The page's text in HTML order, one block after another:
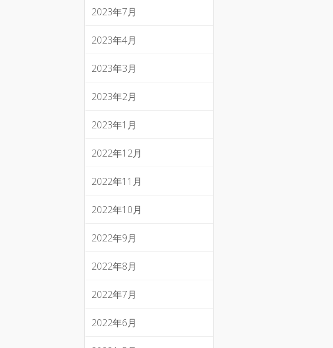
2023年7月
2023年4月
2023年3月
2023年2月
2023年1月
2022年12月
2022年11月
2022年10月
2022年9月
2022年8月
2022年7月
2022年6月